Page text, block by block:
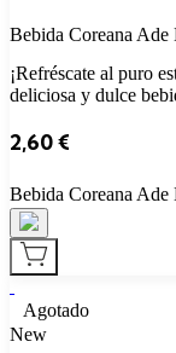
Bebida Coreana
¡Refréscate al puro
deliciosa y dulce
2,60€
Bebida Coreana Ade
Agotado
New